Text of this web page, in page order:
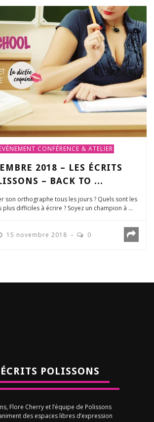
CONFÉRENCE & ATELIER
2018 – LES ÉCRITS
– BACK TO ...
son orthographe tous les jours ? Quels sont les
difficiles à écrire ? Soyez un champion à ...
15 novembre 2018 0
POLISSONS
Flore Cherry et l’équipe de Polissons
des espaces libres d’expression